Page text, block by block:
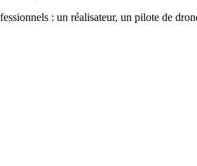
: un réalisateur, un pilote de